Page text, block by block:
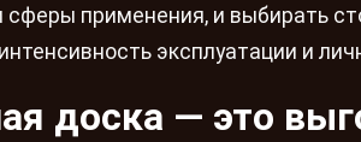
применения, и выбирать
эксплуатации и
доска — это